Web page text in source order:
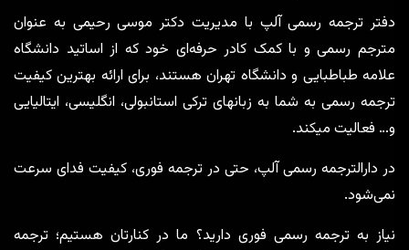
دفتر ترجمه رسمی آلپ با مدیریت دکتر موسی رحیمی به عنوان
مترجم رسمی و با کمک کادر حرفه‌ای خود که از اساتید دانشگاه
علامه طباطبایی و دانشگاه تهران هستند، برای ارائه بهترین کیفیت
ترجمه رسمی به شما به زبانهای ترکی استانبولی، انگلیسی، ایتالیایی
و… فعالیت میکند.
در دارالترجمه رسمی آلپ، حتی در ترجمه‌ فوری، کیفیت فدای سرعت
نمی‌شود.
نیاز به ترجمه رسمی فوری دارید؟ ما در کنارتان هستیم؛ ترجمه